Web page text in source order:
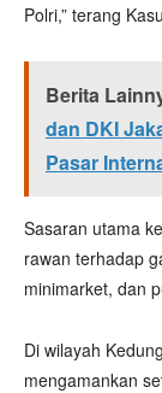
Polri,” terang
Berita
dan DKI
Pasar
Sasaran utama
rawan terhadap
minimarket, dan
Di wilayah
mengamankan